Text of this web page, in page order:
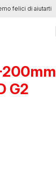
200mm
G2
felici di aiutarti